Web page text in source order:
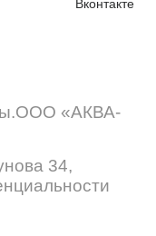
Вконтакте
«АКВА-
34,